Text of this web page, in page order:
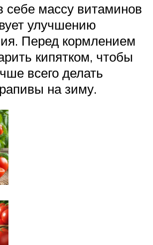
себе массу витаминов
улучшению
Перед кормлением
кипятком, чтобы
всего делать
на зиму.